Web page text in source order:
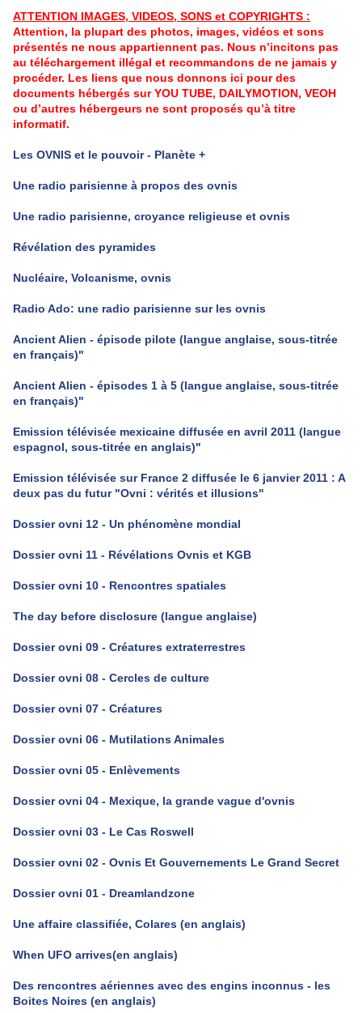
ATTENTION IMAGES, VIDEOS, SONS et COPYRIGHTS :
Attention, la plupart des photos, images, vidéos et sons
présentés ne nous appartiennent pas. Nous n’incitons pas
au téléchargement illégal et recommandons de ne jamais y
procéder. Les liens que nous donnons ici pour des
documents hébergés sur YOU TUBE, DAILYMOTION, VEOH
ou d’autres hébergeurs ne sont proposés qu’à titre
informatif.
Les OVNIS et le pouvoir - Planète +
Une radio parisienne à propos des ovnis
Une radio parisienne, croyance religieuse et ovnis
Révélation des pyramides
Nucléaire, Volcanisme, ovnis
Radio Ado: une radio parisienne sur les ovnis
Ancient Alien - épisode pilote (langue anglaise, sous-titrée
en français)"
Ancient Alien - épisodes 1 à 5 (langue anglaise, sous-titrée
en français)"
Emission télévisée mexicaine diffusée en avril 2011 (langue
espagnol, sous-titrée en anglais)"
Emission télévisée sur France 2 diffusée le 6 janvier 2011 : A
deux pas du futur "Ovni : vérités et illusions"
Dossier ovni 12 - Un phénomène mondial
Dossier ovni 11 - Révélations Ovnis et KGB
Dossier ovni 10 - Rencontres spatiales
The day before disclosure (langue anglaise)
Dossier ovni 09 - Créatures extraterrestres
Dossier ovni 08 - Cercles de culture
Dossier ovni 07 - Créatures
Dossier ovni 06 - Mutilations Animales
Dossier ovni 05 - Enlèvements
Dossier ovni 04 - Mexique, la grande vague d'ovnis
Dossier ovni 03 - Le Cas Roswell
Dossier ovni 02 - Ovnis Et Gouvernements Le Grand Secret
Dossier ovni 01 - Dreamlandzone
Une affaire classifiée, Colares (en anglais)
When UFO arrives(en anglais)
Des rencontres aériennes avec des engins inconnus - les
Boites Noires (en anglais)